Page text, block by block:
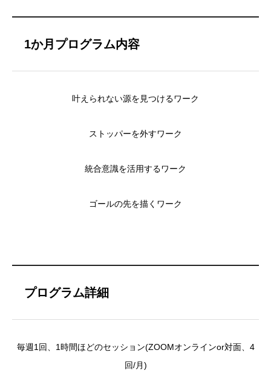
1か月プログラム内容
叶えられない源を見つけるワーク
ストッパーを外すワーク
統合意識を活用するワーク
ゴールの先を描くワーク
プログラム詳細
毎週1回、1時間ほどのセッション(ZOOMオンラインor対面、4
回/月)